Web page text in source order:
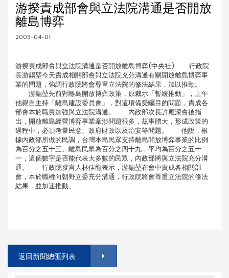
游揆責成部會與立法院溝通是否開放
離島博弈
2003-04-01
游揆責成部會與立法院溝通是否開放離島博弈(中央社) 行政院
長游錫堃今天責成相關部會與立法院充分溝通有關開放離島博弈事
業的問題，強調行政院將會尊重立法院的修法結果，加以推動。
游錫堃先前對離島開放博弈政策，原裁示「暫緩推動」，上午
他親自主持「離島建設委員會」，對這項備受矚目的問題，責成各
部會本於職責加強與立法院溝通。 內政部次長許應深會後指
出，開放離島經營博弈事業牽涉問題很多，茲事體大，形成政策的
過程中，必須考量民意、政府財政以及治安等問題。 他說，根
據內政部所做的民調，台灣本島民眾支持離島開放博弈事業的比例
為百分之五十三、離島民眾為百分之四十九，平均為百分之五十
一，這個數字是否能代表大多數的民眾，內政部將與立法院充分溝
通。 行政院發言人林佳龍表示，游錫堃在會中責成各相關部
會，本於職權向朝野立委充分溝通，行政院將會尊重立法院的修法
結果，並加速推動。
返回新聞總匯列表